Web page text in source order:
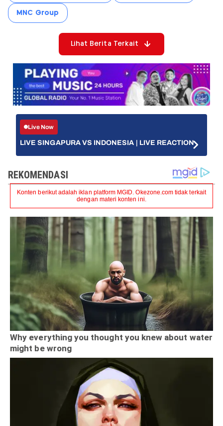
MNC Group
Lihat Berita Terkait
Live Now
LIVE SINGAPURA VS INDONESIA | LIVE REACTION